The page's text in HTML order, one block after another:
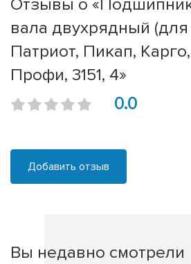
Отзывы о
вала двухрядный
Патриот, Пикап,
Профи, 3151, 4»
0.0
Добавить отзыв
Вы недавно смотрели